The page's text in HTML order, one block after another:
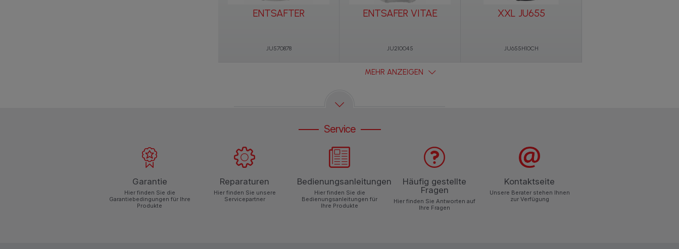
ENTSAFTER
JU570878
ENTSAFER VITAE
JU210045
XXL JU655
JU655H10CH
MEHR ANZEIGEN
Service
Garantie
Hier finden Sie die
Garantiebedingungen für Ihre
Produkte
Reparaturen
Hier finden Sie unsere
Servicepartner
Bedienungsanleitungen
Hier finden Sie die
Bedienungsanleitungen für
Ihre Produkte
Häufig gestellte
Fragen
Hier finden Sie Antworten auf
Ihre Fragen
Kontaktseite
Unsere Berater stehen Ihnen
zur Verfügung